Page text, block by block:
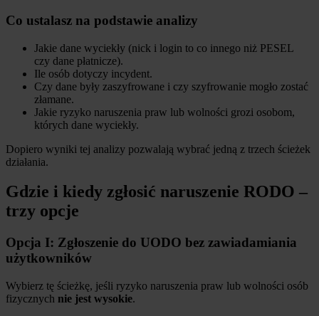
Co ustalasz na podstawie analizy
Jakie dane wyciekły (nick i login to co innego niż PESEL
czy dane płatnicze).
Ile osób dotyczy incydent.
Czy dane były zaszyfrowane i czy szyfrowanie mogło zostać
złamane.
Jakie ryzyko naruszenia praw lub wolności grozi osobom,
których dane wyciekły.
Dopiero wyniki tej analizy pozwalają wybrać jedną z trzech ścieżek
działania.
Gdzie i kiedy zgłosić naruszenie RODO –
trzy opcje
Opcja I: Zgłoszenie do UODO bez zawiadamiania
użytkowników
Wybierz tę ścieżkę, jeśli ryzyko naruszenia praw lub wolności osób
fizycznych nie jest wysokie.